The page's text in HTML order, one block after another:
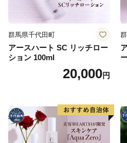
群馬県千代田町
アースハート SC リッチロー
ション 100ml
20,000円